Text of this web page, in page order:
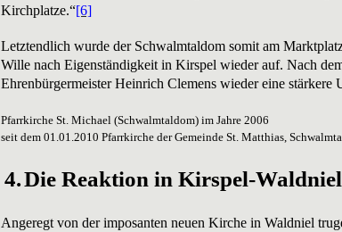
Kirchplatze.“[6]
Letztendlich wurde der Schwalmtaldom somit am
Wille nach Eigenständigkeit in Kirspel wieder auf. Nach
Ehrenbürgermeister Heinrich Clemens wieder eine stärkere
Pfarrkirche St. Michael (Schwalmtaldom) im Jahre 2006
seit dem 01.01.2010 Pfarrkirche der Gemeinde St. Matthias,
4.Die Reaktion in Kirspel-
Angeregt von der imposanten neuen Kirche in Waldniel